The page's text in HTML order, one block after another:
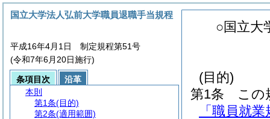
○国立大
(目的)
第1条
この
「職員就
国立大学法人弘前大学職員退職手当規程
平成16年4月1日 制定規程第51号
(令和7年6月20日施行)
条項目次
沿革
本則
第1条(目的)
第2条(適用範囲)